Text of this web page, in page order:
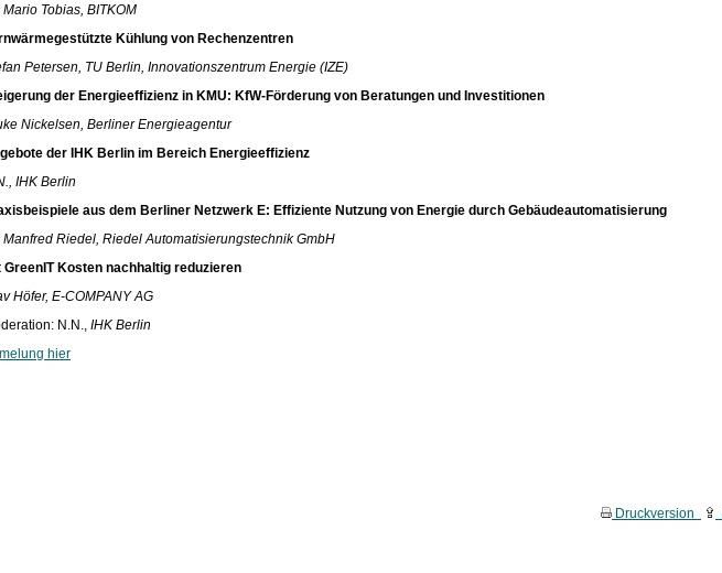
Mario Tobias, BITKOM
Kühlung von Rechenzentren
Petersen, TU Berlin, Innovationszentrum Energie (IZE)
der Energieeffizienz in KMU: KfW-Förderung von Beratungen und Investitionen
Nickelsen, Berliner Energieagentur
der IHK Berlin im Bereich Energieeffizienz
IHK Berlin
aus dem Berliner Netzwerk E: Effiziente Nutzung von Energie durch Gebäudeautomatisierung
Manfred Riedel, Riedel Automatisierungstechnik GmbH
GreenIT Kosten nachhaltig reduzieren
Höfer, E-COMPANY AG
N.N., IHK Berlin
hier
Druckversion